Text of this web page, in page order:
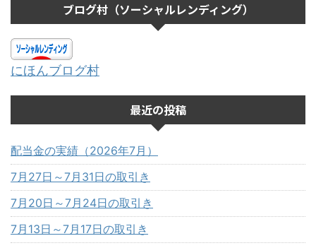
ブログ村（ソーシャルレンディング）
にほんブログ村
最近の投稿
配当金の実績（2026年7月）
7月27日～7月31日の取引き
7月20日～7月24日の取引き
7月13日～7月17日の取引き